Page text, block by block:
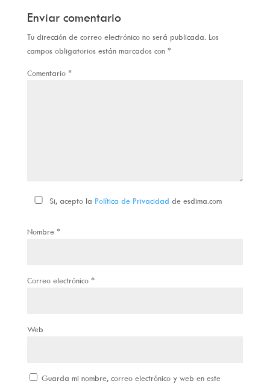
Enviar comentario
Tu dirección de correo electrónico no será publicada. Los
campos obligatorios están marcados con *
Comentario *
Si, acepto la Política de Privacidad de esdima.com
Nombre *
Correo electrónico *
Web
Guarda mi nombre, correo electrónico y web en este